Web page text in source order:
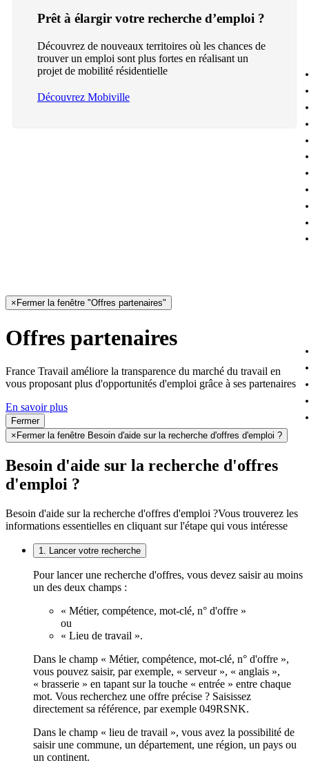
Prêt à élargir votre recherche d’emploi ?
Découvrez de nouveaux territoires où les chances de
trouver un emploi sont plus fortes en réalisant un
projet de mobilité résidentielle
Découvrez Mobiville
× Fermer la fenêtre "Offres partenaires"
Offres partenaires
France Travail améliore la transparence du marché du travail en
vous proposant plus d'opportunités d'emploi grâce à ses partenaires
En savoir plus
Fermer
× Fermer la fenêtre Besoin d'aide sur la recherche d'offres d'emploi ?
Besoin d'aide sur la recherche d'offres
d'emploi ?
Besoin d'aide sur la recherche d'offres d'emploi ?Vous trouverez les
informations essentielles en cliquant sur l'étape qui vous intéresse
1. Lancer votre recherche
Pour lancer une recherche d'offres, vous devez saisir au moins
un des deux champs :
« Métier, compétence, mot-clé, n° d'offre »
ou
« Lieu de travail ».
Dans le champ « Métier, compétence, mot-clé, n° d'offre »,
vous pouvez saisir, par exemple, « serveur », « anglais »,
« brasserie » en tapant sur la touche « entrée » entre chaque
mot. Vous recherchez une offre précise ? Saisissez
directement sa référence, par exemple 049RSNK.
Dans le champ « lieu de travail », vous avez la possibilité de
saisir une commune, un département, une région, un pays ou
un continent.